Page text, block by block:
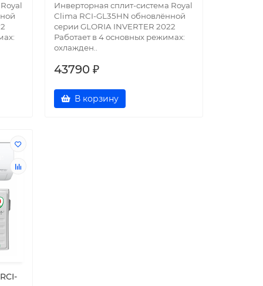
Инверторная сплит-система Royal
Clima RCI-GL35HN обновлённой
серии GLORIA INVERTER 2022
Работает в 4 основных режимах:
охлажден..
43790 ₽
В корзину